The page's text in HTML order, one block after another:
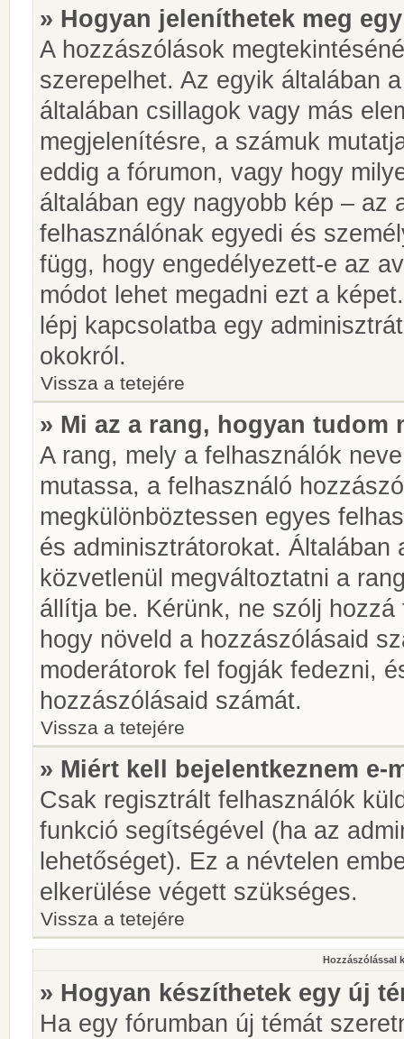
» Hogyan jeleníthetek meg
A hozzászólások
szerepelhet. Az egyik általában
általában csillagok vagy más
megjelenítésre, a számuk
eddig a fórumon, vagy hogy
általában egy nagyobb kép – az
felhasználónak egyedi és
függ, hogy engedélyezett-e az
módot lehet megadni ezt a
lépj kapcsolatba egy
okokról.
Vissza a tetejére
» Mi az a rang, hogyan tudom
A rang, mely a felhasználók
mutassa, a felhasználó
megkülönböztessen egyes
és adminisztrátorokat. Általában
közvetlenül megváltoztatni a
állítja be. Kérünk, ne szólj
hogy növeld a hozzászólásaid
moderátorok fel fogják fedezni,
hozzászólásaid számát.
Vissza a tetejére
» Miért kell bejelentkeznem e-
Csak regisztrált felhasználók
funkció segítségével (ha az
lehetőséget). Ez a névtelen
elkerülése végett szükséges.
Vissza a tetejére
Hozzászólással
» Hogyan készíthetek egy új
Ha egy fórumban új témát